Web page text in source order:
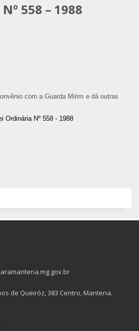
558 – 1988
com a Guarda Mirim e dá outras
Ordinária Nº 558 - 1988
de Queiróz, 383 Centro, Mantena.